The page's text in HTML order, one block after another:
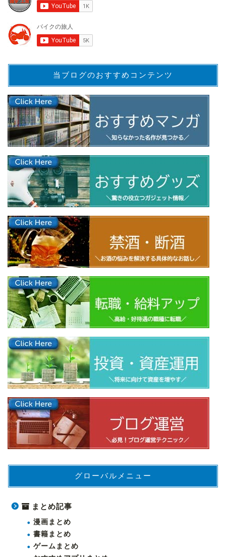
当ブログのおすすめコンテンツ
グローバルメニュー
まとめ記事
漫画まとめ
書籍まとめ
ゲームまとめ